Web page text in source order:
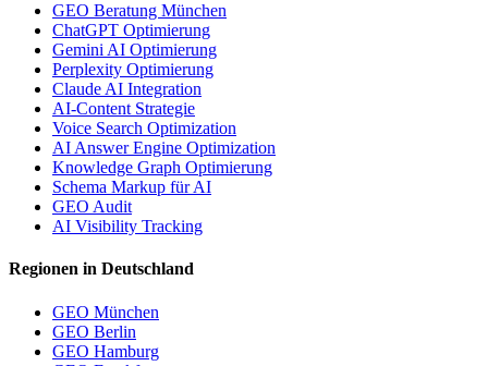
GEO Beratung München
ChatGPT Optimierung
Gemini AI Optimierung
Perplexity Optimierung
Claude AI Integration
AI-Content Strategie
Voice Search Optimization
AI Answer Engine Optimization
Knowledge Graph Optimierung
Schema Markup für AI
GEO Audit
AI Visibility Tracking
Regionen in Deutschland
GEO München
GEO Berlin
GEO Hamburg